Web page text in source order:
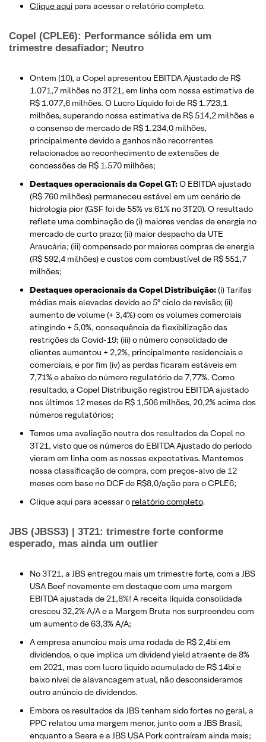
Clique aqui para acessar o relatório completo.
Copel (CPLE6): Performance sólida em um
trimestre desafiador; Neutro
Ontem (10), a Copel apresentou EBITDA Ajustado de R$
1.071,7 milhões no 3T21, em linha com nossa estimativa de
R$ 1.077,6 milhões. O Lucro Líquido foi de R$ 1.723,1
milhões, superando nossa estimativa de R$ 514,2 milhões e
o consenso de mercado de R$ 1.234,0 milhões,
principalmente devido a ganhos não recorrentes
relacionados ao reconhecimento de extensões de
concessões de R$ 1.570 milhões;
Destaques operacionais da Copel GT:O EBITDA ajustado
(R$ 760 milhões) permaneceu estável em um cenário de
hidrologia pior (GSF foi de 55% vs 61% no 3T20). O resultado
reflete uma combinação de (i) maiores vendas de energia no
mercado de curto prazo; (ii) maior despacho da UTE
Araucária; (iii) compensado por maiores compras de energia
(R$ 592,4 milhões) e custos com combustível de R$ 551,7
milhões;
Destaques operacionais da Copel Distribuição:(i) Tarifas
médias mais elevadas devido ao 5º ciclo de revisão; (ii)
aumento de volume (+ 3,4%) com os volumes comerciais
atingindo + 5,0%, consequência da flexibilização das
restrições da Covid-19; (iii) o número consolidado de
clientes aumentou + 2,2%, principalmente residenciais e
comerciais, e por fim (iv) as perdas ficaram estáveis ​​em
7,71% e abaixo do número regulatório de 7,77%. Como
resultado, a Copel Distribuição registrou EBITDA ajustado
nos últimos 12 meses de R$ 1,506 milhões, 20,2% acima dos
números regulatórios;
Temos uma avaliação neutra dos resultados da Copel no
3T21, visto que os números do EBITDA Ajustado do período
vieram em linha com as nossas expectativas. Mantemos
nossa classificação de compra, com preços-alvo de 12
meses com base no DCF de R$8,0/ação para o CPLE6;
Clique aqui para acessar o relatório completo.
JBS (JBSS3) | 3T21: trimestre forte conforme
esperado, mas ainda um outlier
No 3T21, a JBS entregou mais um trimestre forte, com a JBS
USA Beef novamente em destaque com uma margem
EBITDA ajustada de 21,8%! A receita líquida consolidada
cresceu 32,2% A/A e a Margem Bruta nos surpreendeu com
um aumento de 63,3% A/A;
A empresa anunciou mais uma rodada de R$ 2,4bi em
dividendos, o que implica um dividend yield atraente de 8%
em 2021, mas com lucro líquido acumulado de R$ 14bi e
baixo nível de alavancagem atual, não desconsideramos
outro anúncio de dividendos.
Embora os resultados da JBS tenham sido fortes no geral, a
PPC relatou uma margem menor, junto com a JBS Brasil,
enquanto a Seara e a JBS USA Pork contraíram ainda mais;